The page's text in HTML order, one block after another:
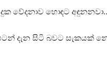
වේදනාව හොඳට
දැන සිටි බවට සැකයක්